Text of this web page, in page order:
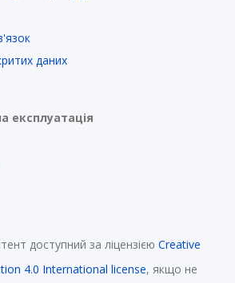
даних
експлуатація
доступний за ліцензією Creative
4.0 International license, якщо не